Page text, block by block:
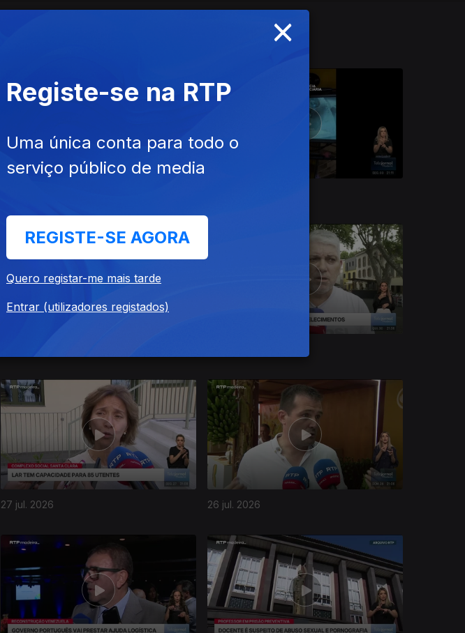
27 jul. 2026 26 jul. 2026
×
Registe-se na RTP
Uma única conta para todo o
serviço público de media
REGISTE-SE AGORA
Quero registar-me mais tarde
Entrar (utilizadores registados)